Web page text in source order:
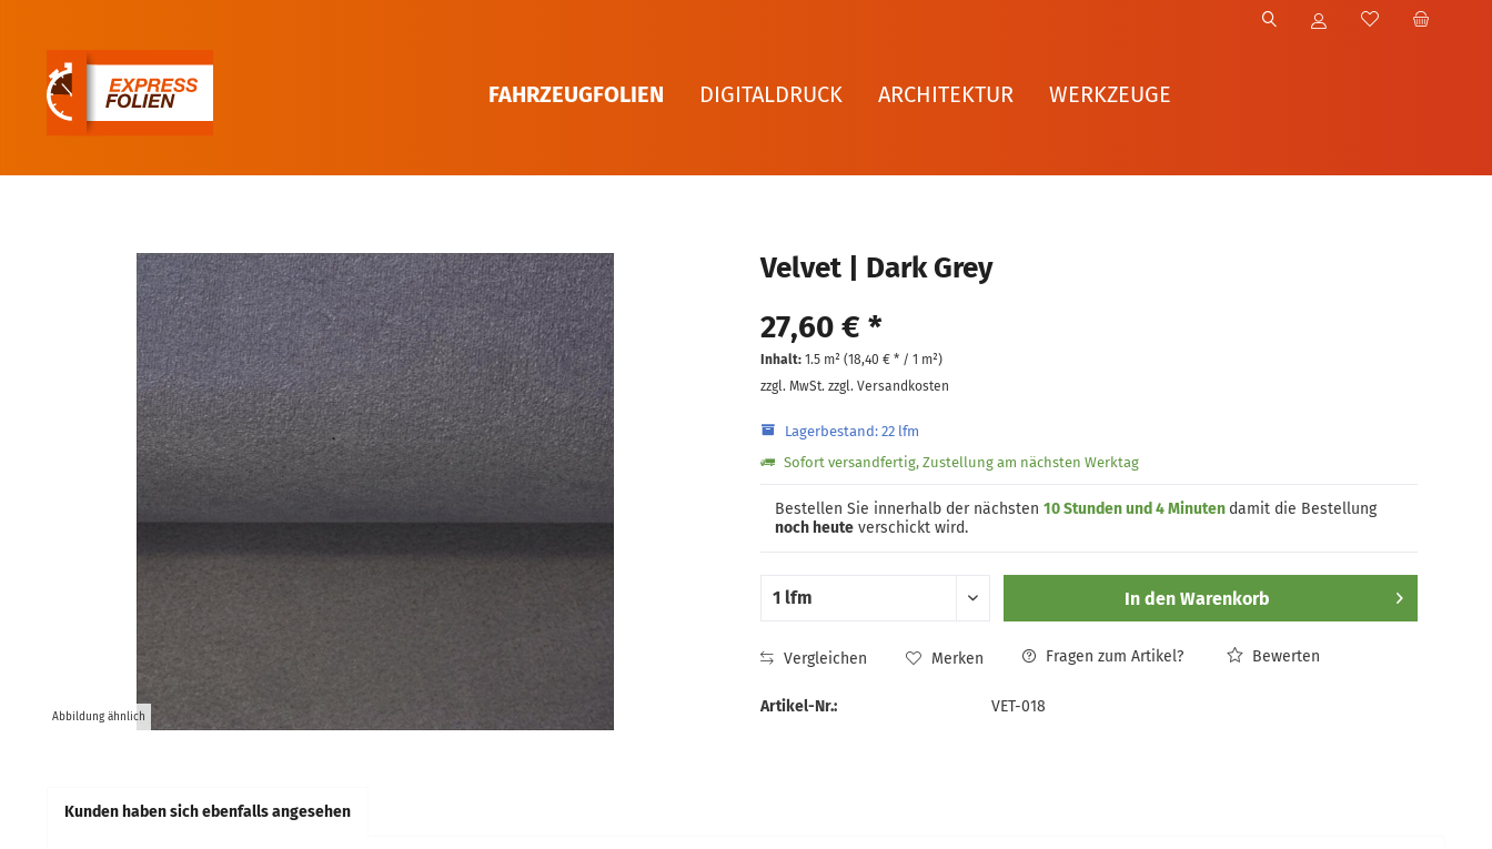
FAHRZEUGFOLIEN DIGITALDRUCK ARCHITEKTUR WERKZEUGE
Abbildung ähnlich
Velvet | Dark Grey
27,60 € *
Inhalt: 1.5 m² (18,40 €* / 1 m²)
zzgl. MwSt. zzgl. Versandkosten
Lagerbestand: 22 lfm
Sofort versandfertig, Zustellung am nächsten Werktag
Bestellen Sie innerhalb der nächsten 10 Stunden und 4 Minuten damit die Bestellung
noch heuteverschickt wird.
In den Warenkorb
Vergleichen Merken Fragen zum Artikel? Bewerten
Artikel-Nr.: VET-018
Kunden haben sich ebenfalls angesehen